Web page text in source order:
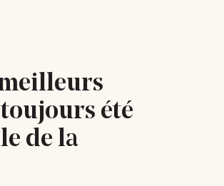
été
de la